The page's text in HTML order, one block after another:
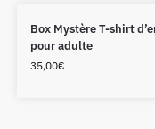
Box Mystère T-shirt
pour adulte
35,00€